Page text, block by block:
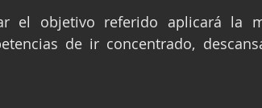
el objetivo referido aplicará la
de ir concentrado,